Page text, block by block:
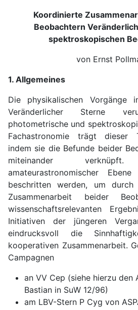
Koordinierte
Beobachtern
spektroskopischen
von Ernst
1. Allgemeines
Die physikalischen Vorgänge
Veränderlicher Sterne
photometrische und
Fachastronomie trägt dieser
indem sie die Befunde beider
miteinander
amateurastronomischer
beschritten werden, um durch
Zusammenarbeit beider
wissenschaftsrelevanten
Initiativen der jüngeren
eindrucksvoll die
kooperativen Zusammenarbeit.
Campagnen
an VV Cep (siehe hierzu den
Bastian in SuW 12/96)
am LBV-Stern P Cyg von